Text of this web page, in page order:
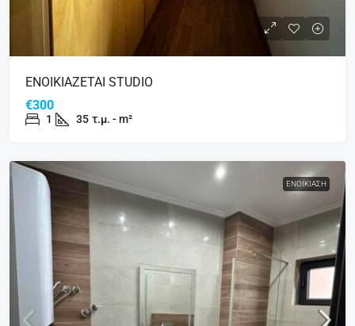
ΕΝΟΙΚΙΑΖΕΤΑΙ STUDIO
€300
1 35 τ.μ. - m²
ΕΝΟΙΚΊΑΣΗ